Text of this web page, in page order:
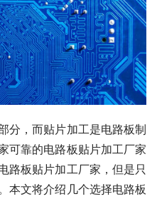
分，而贴片加工是电路板制
可靠的电路板贴片加工厂家
路板贴片加工厂家，但是只
本文将介绍几个选择电路板